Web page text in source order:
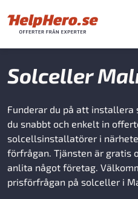
Solceller
Funderar du på att installera
du snabbt och enkelt in
solcellsinstallatörer i
förfrågan. Tjänsten är gratis
anlita något företag.
prisförfrågan på solceller i